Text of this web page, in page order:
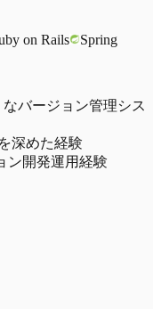
on Rails
Spring
バージョン管理シス
深めた経験
ン開発運用経験